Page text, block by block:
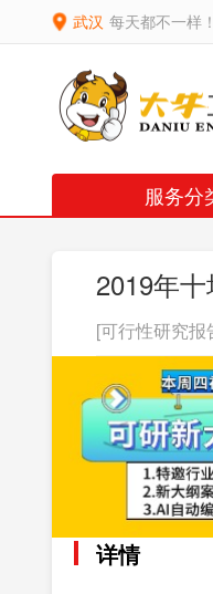
武汉 每天都不一样！
服务分
2019年
[可行性研究
详情